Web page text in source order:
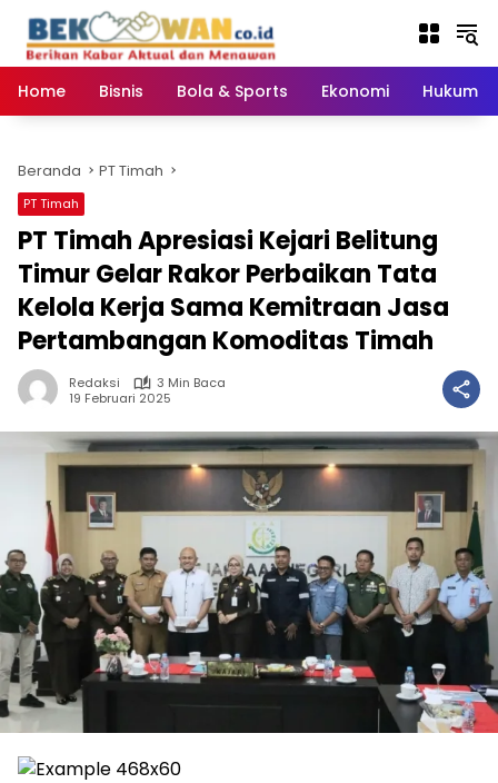
konten
Home
Bisnis Bola & Sports Ekonomi Hukum
Beranda PT Timah
PT Timah
PT Timah Apresiasi Kejari Belitung
Timur Gelar Rakor Perbaikan Tata
Kelola Kerja Sama Kemitraan Jasa
Pertambangan Komoditas Timah
Redaksi
3 Min Baca
19 Februari 2025